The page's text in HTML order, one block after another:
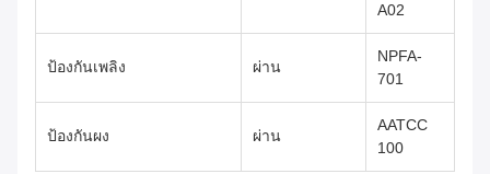
A02
ป้องกันเพลิง ผ่าน
NPFA-
701
ป้องกันผง ผ่าน
AATCC
100